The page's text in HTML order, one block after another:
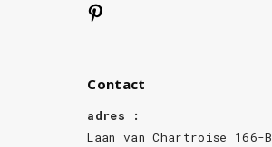
Contact
adres :
Laan van Chartroise 166-B